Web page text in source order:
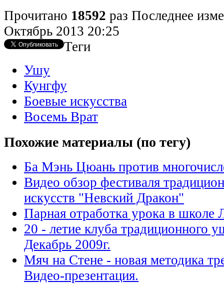
Прочитано 18592 раз Последнее
Октябрь 2013 20:25
Теги
Ушу
Кунгфу
Боевые искусства
Восемь Врат
Похожие материалы (по тегу)
Ба Мэнь Цюань против
Видео обзор фестиваля
искусств "Невский Дракон"
Парная отработка урока в школе
20 - летие клуба традиционного
Декабрь 2009г.
Мяч на Стене - новая методика
Видео-презентация.